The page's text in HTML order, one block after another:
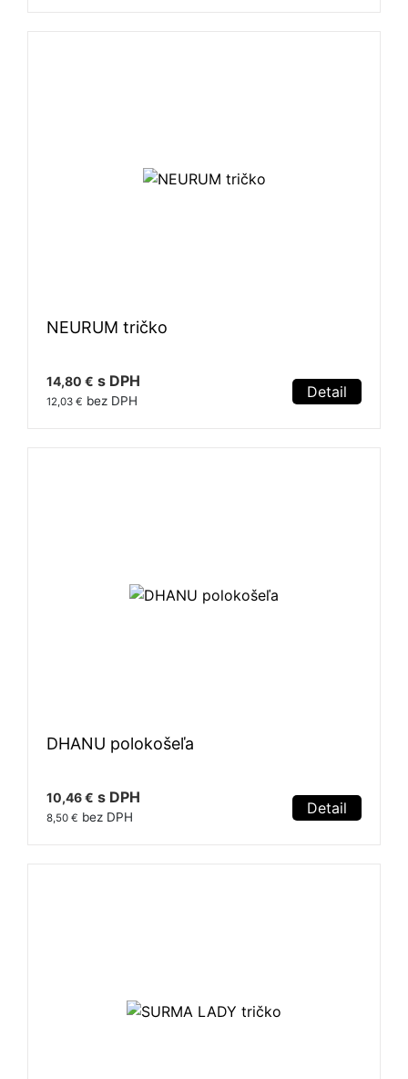
NEURUM tričko
14,80 € s DPH
12,03 € bez DPH Detail
DHANU polokošeľa
10,46 € s DPH
8,50 € bez DPH Detail